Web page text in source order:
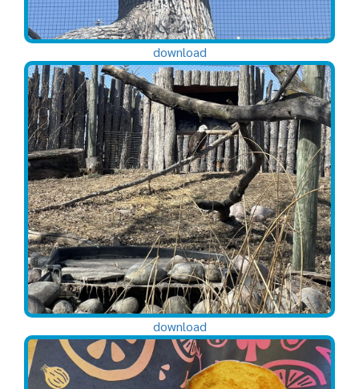
download
download